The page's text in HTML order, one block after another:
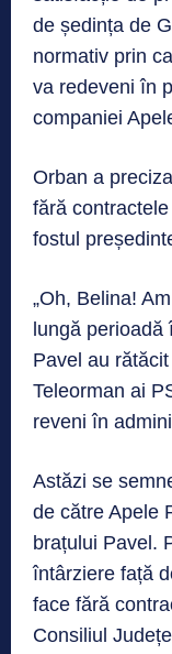
de ședința de
normativ prin
va redeveni în
companiei
Orban a
fără
fostul
„Oh, Belina!
lungă perioadă
Pavel au
Teleorman ai
reveni în
Astăzi se
de către Apele
brațului Pavel.
întârziere față
face fără
Consiliul